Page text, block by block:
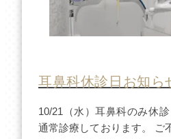
耳鼻科休診日お知ら
10/21（水）耳鼻科のみ休
通常診療しております。 ご